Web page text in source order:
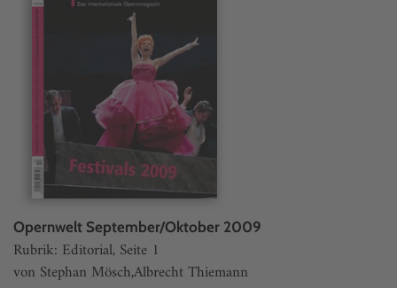
Opernwelt September/Oktober 2009
Rubrik: Editorial, Seite 1
von Stephan Mösch,Albrecht Thiemann